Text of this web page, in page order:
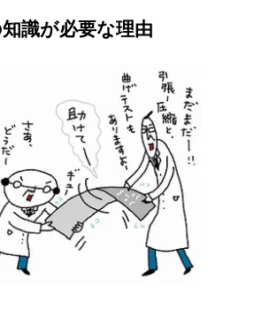
識が必要な理由